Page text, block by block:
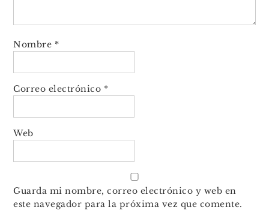
Nombre *
Correo electrónico *
Web
Guarda mi nombre, correo electrónico y web en
este navegador para la próxima vez que comente.